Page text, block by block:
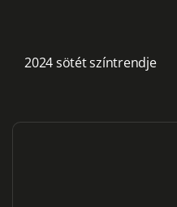
2024 sötét színtrendje